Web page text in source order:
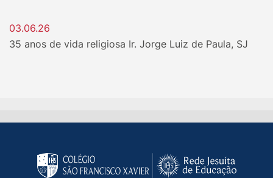
03.06.26
35 anos de vida religiosa Ir. Jorge Luiz de Paula, SJ